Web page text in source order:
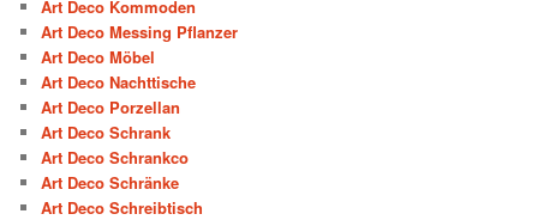
Art Deco Kommoden
Art Deco Messing Pflanzer
Art Deco Möbel
Art Deco Nachttische
Art Deco Porzellan
Art Deco Schrank
Art Deco Schrankco
Art Deco Schränke
Art Deco Schreibtisch